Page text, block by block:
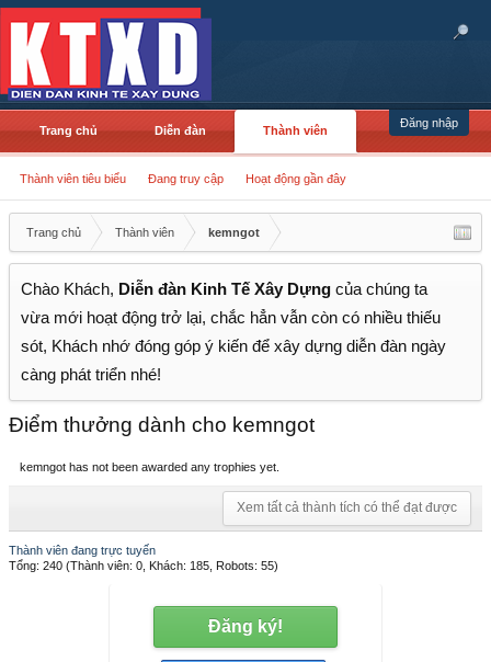
Đăng nhập
Trang chủ Diễn đàn Thành viên
Thành viên tiêu biểu Đang truy cập Hoạt động gần đây
Trang chủ Thành viên kemngot
Chào Khách, Diễn đàn Kinh Tế Xây Dựng của chúng ta
vừa mới hoạt động trở lại, chắc hẳn vẫn còn có nhiều thiếu
sót, Khách nhớ đóng góp ý kiến để xây dựng diễn đàn ngày
càng phát triển nhé!
Điểm thưởng dành cho kemngot
kemngot has not been awarded any trophies yet.
Xem tất cả thành tích có thể đạt được
Thành viên đang trực tuyến
Tổng: 240 (Thành viên: 0, Khách: 185, Robots: 55)
Đăng ký!